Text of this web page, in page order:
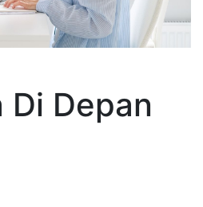
Di Depan